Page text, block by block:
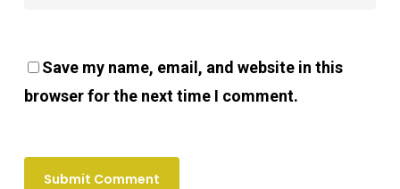
Save my name, email, and website in this
browser for the next time I comment.